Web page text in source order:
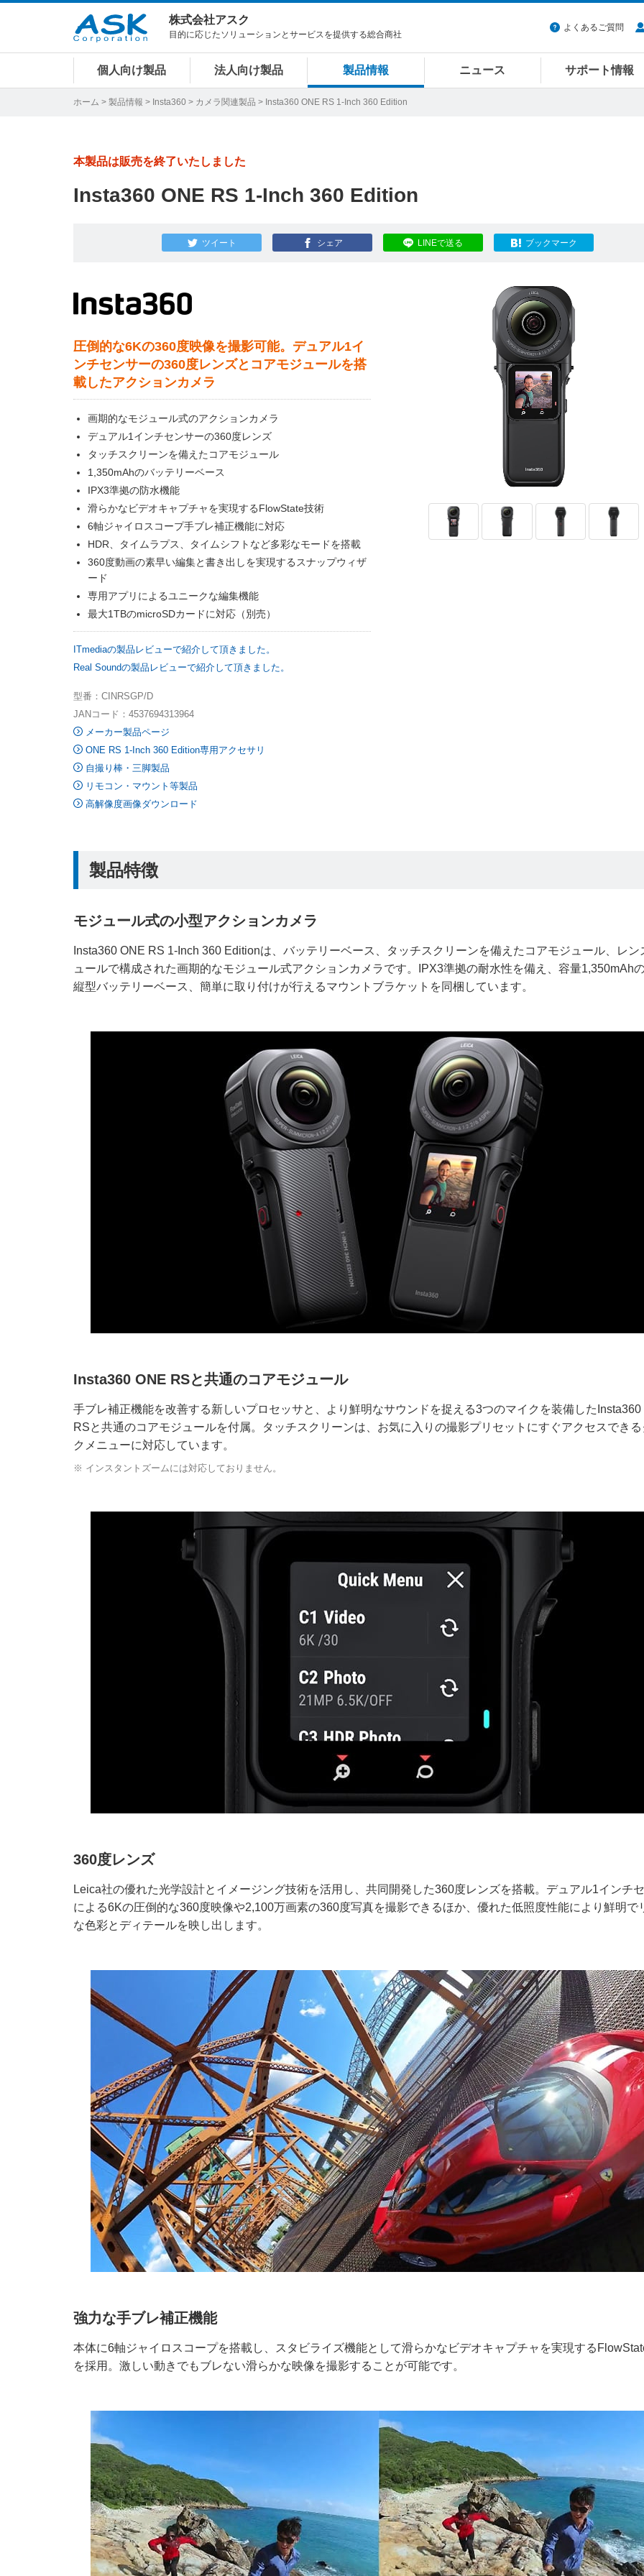
株式会社アスク
目的に応じたソリューションとサービスを提供する総合商社
よくあるご質問
個人向け製品 法人向け製品 製品情報 ニュース サポート情報
ホーム > 製品情報 > Insta360 > カメラ関連製品 > Insta360 ONE RS 1-Inch 360 Edition
本製品は販売を終了いたしました
Insta360 ONE RS 1-Inch 360 Edition
ツイート シェア LINEで送る ブックマーク
圧倒的な6Kの360度映像を撮影可能。デュアル1イ
ンチセンサーの360度レンズとコアモジュールを搭
載したアクションカメラ
画期的なモジュール式のアクションカメラ
デュアル1インチセンサーの360度レンズ
タッチスクリーンを備えたコアモジュール
1,350mAhのバッテリーベース
IPX3準拠の防水機能
滑らかなビデオキャプチャを実現するFlowState技術
6軸ジャイロスコープ手ブレ補正機能に対応
HDR、タイムラプス、タイムシフトなど多彩なモードを搭載
360度動画の素早い編集と書き出しを実現するスナップウィザ
ード
専用アプリによるユニークな編集機能
最大1TBのmicroSDカードに対応（別売）
ITmediaの製品レビューで紹介して頂きました。
Real Soundの製品レビューで紹介して頂きました。
型番：CINRSGP/D
JANコード：4537694313964
メーカー製品ページ
ONE RS 1-Inch 360 Edition専用アクセサリ
自撮り棒・三脚製品
リモコン・マウント等製品
高解像度画像ダウンロード
製品特徴
モジュール式の小型アクションカメラ
Insta360 ONE RS 1-Inch 360 Editionは、バッテリーベース、タッチスクリーンを備えたコアモジュール、レン
ュールで構成された画期的なモジュール式アクションカメラです。IPX3準拠の耐水性を備え、容量1,350mAh
縦型バッテリーベース、簡単に取り付けが行えるマウントブラケットを同梱しています。
Insta360 ONE RSと共通のコアモジュール
手ブレ補正機能を改善する新しいプロセッサと、より鮮明なサウンドを捉える3つのマイクを装備したInsta360
RSと共通のコアモジュールを付属。タッチスクリーンは、お気に入りの撮影プリセットにすぐアクセスでき
クメニューに対応しています。
※ インスタントズームには対応しておりません。
360度レンズ
Leica社の優れた光学設計とイメージング技術を活用し、共同開発した360度レンズを搭載。デュアル1インチ
による6Kの圧倒的な360度映像や2,100万画素の360度写真を撮影できるほか、優れた低照度性能により鮮明で
な色彩とディテールを映し出します。
強力な手ブレ補正機能
本体に6軸ジャイロスコープを搭載し、スタビライズ機能として滑らかなビデオキャプチャを実現する
を採用。激しい動きでもブレない滑らかな映像を撮影することが可能です。